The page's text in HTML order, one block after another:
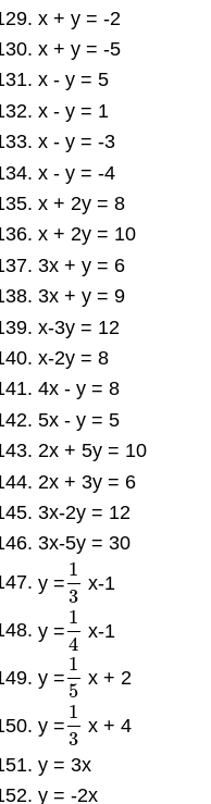
x + y = -2
x + y = -5
x - y = 5
x - y = 1
x - y = -3
x - y = -4
x + 2y = 8
x + 2y = 10
3x + y = 6
3x + y = 9
x-3y = 12
x-2y = 8
4x - y = 8
5x - y = 5
2x + 5y = 10
2x + 3y = 6
3x-2y = 12
3x-5y = 30
y =
1
3
13 x-1
y =
1
4
14 x-1
y =
1
5
15 x + 2
y =
1
3
13 x + 4
y = 3x
y = -2x